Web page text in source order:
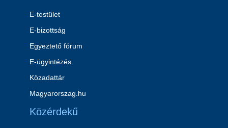
E-testület
E-bizottság
Egyeztető fórum
E-ügyintézés
Közadattár
Magyarorszag.hu
Közérdekű